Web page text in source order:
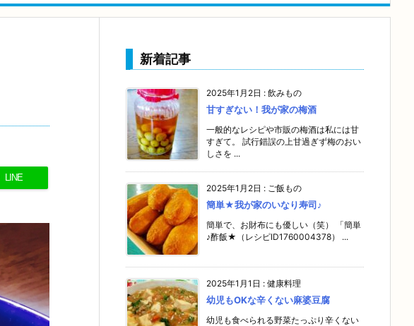
LINE
新着記事
2025年1月2日 : 飲みもの
甘すぎない！我が家の梅酒
一般的なレシピや市販の梅酒は私には甘
すぎて。 試行錯誤の上甘過ぎず梅のおい
しさを ...
2025年1月2日 : ご飯もの
簡単★我が家のいなり寿司♪
簡単で、お財布にも優しい（笑） 「簡単
♪酢飯★（レシピID1760004378） ...
2025年1月1日 : 健康料理
幼児もOKな辛くない麻婆豆腐
幼児も食べられる野菜たっぷり辛くない